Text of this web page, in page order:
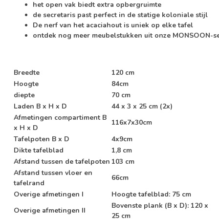
het open vak biedt extra opbergruimte
de secretaris past perfect in de statige koloniale stijl
De nerf van het acaciahout is uniek op elke tafel
ontdek nog meer meubelstukken uit onze MONSOON-
Breedte
120 cm
Hoogte
84cm
diepte
70 cm
Laden B x H x D
44 x 3 x 25 cm (2x)
Afmetingen compartiment B
x H x D
116x7x30cm
Tafelpoten B x D
4x9cm
Dikte tafelblad
1,8 cm
Afstand tussen de tafelpoten 103 cm
Afstand tussen vloer en
tafelrand
66cm
Overige afmetingen I
Hoogte tafelblad: 75 cm
Overige afmetingen II
Bovenste plank (B x D): 120 x
25 cm